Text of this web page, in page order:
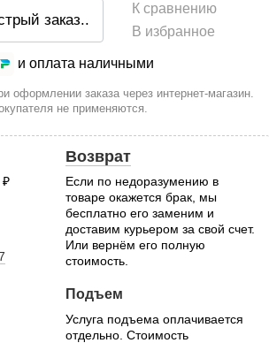
заказ..
К сравнению
В избранное
и оплата наличными
оформлении заказа через интернет-магазин.
не применяются.
Возврат
Если по недоразумению в
товаре окажется брак, мы
бесплатно его заменим и
доставим курьером за свой счет.
Или вернём его полную
стоимость.
Подъем
Услуга подъема оплачивается
отдельно. Стоимость